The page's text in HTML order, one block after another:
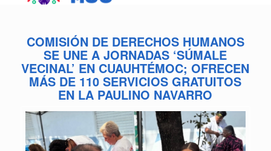
COMISIÓN DE DERECHOS HUMANOS
SE UNE A JORNADAS ‘SÚMALE
VECINAL’ EN CUAUHTÉMOC; OFRECEN
MÁS DE 110 SERVICIOS GRATUITOS
EN LA PAULINO NAVARRO